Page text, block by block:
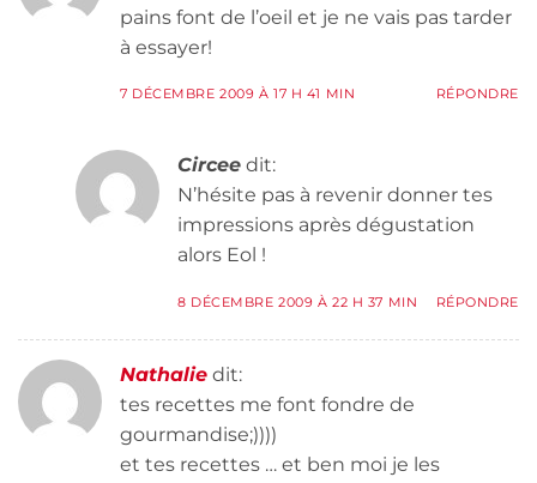
pains font de l’oeil et je ne vais pas tarder
à essayer!
7 DÉCEMBRE 2009 À 17 H 41 MIN RÉPONDRE
Circee dit:
N’hésite pas à revenir donner tes
impressions après dégustation
alors Eol !
8 DÉCEMBRE 2009 À 22 H 37 MIN RÉPONDRE
Nathalie dit:
tes recettes me font fondre de
gourmandise;))))
et tes recettes … et ben moi je les